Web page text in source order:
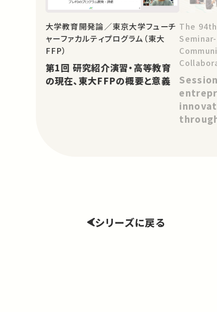
大学教育開発論／東京大学フューチ
ャーファカルティプログラム（東大
FFP）
第1回 研究紹介演習・高等教育
の現在、東大FFPの概要と意義
The
and
Project
シリーズに戻る